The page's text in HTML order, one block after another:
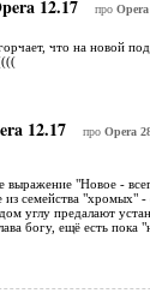
12.17 про
что на новой
12.17 про Opera
"Новое -
из семейства
углу предалают
богу, ещё есть